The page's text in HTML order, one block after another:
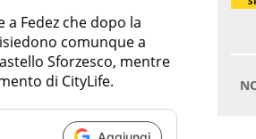
Fedez che dopo la
comunque a
Sforzesco, mentre
di CityLife.